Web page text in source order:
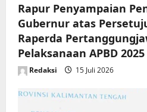
Rapur Penyampaian
Gubernur atas
Raperda
Pelaksanaan APBD 2025
Redaksi 15 Juli 2026